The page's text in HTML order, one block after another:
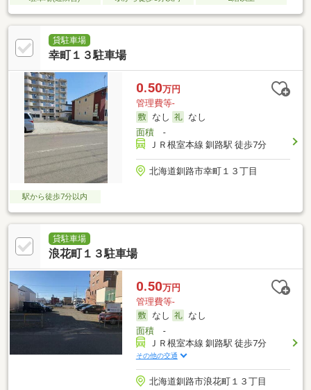
貸駐車場
幸町１３駐車場
0.50万円
管理費等-
なし
なし
面積-
ＪＲ根室本線 釧路駅 徒歩7分
北海道釧路市幸町１３丁目
駅から徒歩7分以内
貸駐車場
浪花町１３駐車場
0.50万円
管理費等-
なし
なし
面積-
ＪＲ根室本線 釧路駅 徒歩7分
その他の交通
北海道釧路市浪花町１３丁目